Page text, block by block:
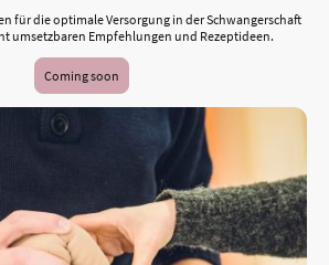
für die optimale Versorgung in der Schwangerschaft
umsetzbaren Empfehlungen und Rezeptideen.
Coming soon